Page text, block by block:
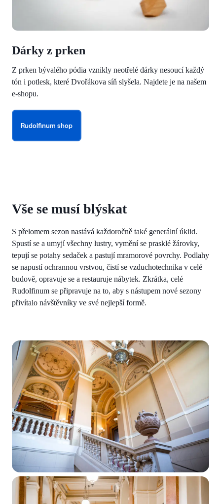
Dárky z prken
Z prken bývalého pódia vznikly neotřelé dárky nesoucí každý
tón i potlesk, které Dvořákova síň slyšela. Najdete je na našem
e-shopu.
Rudolfinum shop
Vše se musí blýskat
S přelomem sezon nastává každoročně také generální úklid.
Spustí se a umyjí všechny lustry, vymění se prasklé žárovky,
tepují se potahy sedaček a pastují mramorové povrchy. Podlahy
se napustí ochrannou vrstvou, čistí se vzduchotechnika v celé
budově, opravuje se a restauruje nábytek. Zkrátka, celé
Rudolfinum se připravuje na to, aby s nástupem nové sezony
přivítalo návštěvníky ve své nejlepší formě.